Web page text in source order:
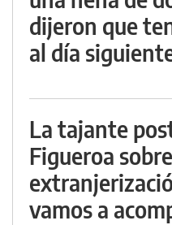
dijeron que
al día
La tajante
Figueroa
vamos a